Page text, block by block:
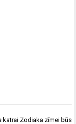
katrai Zodiaka zīmei būs